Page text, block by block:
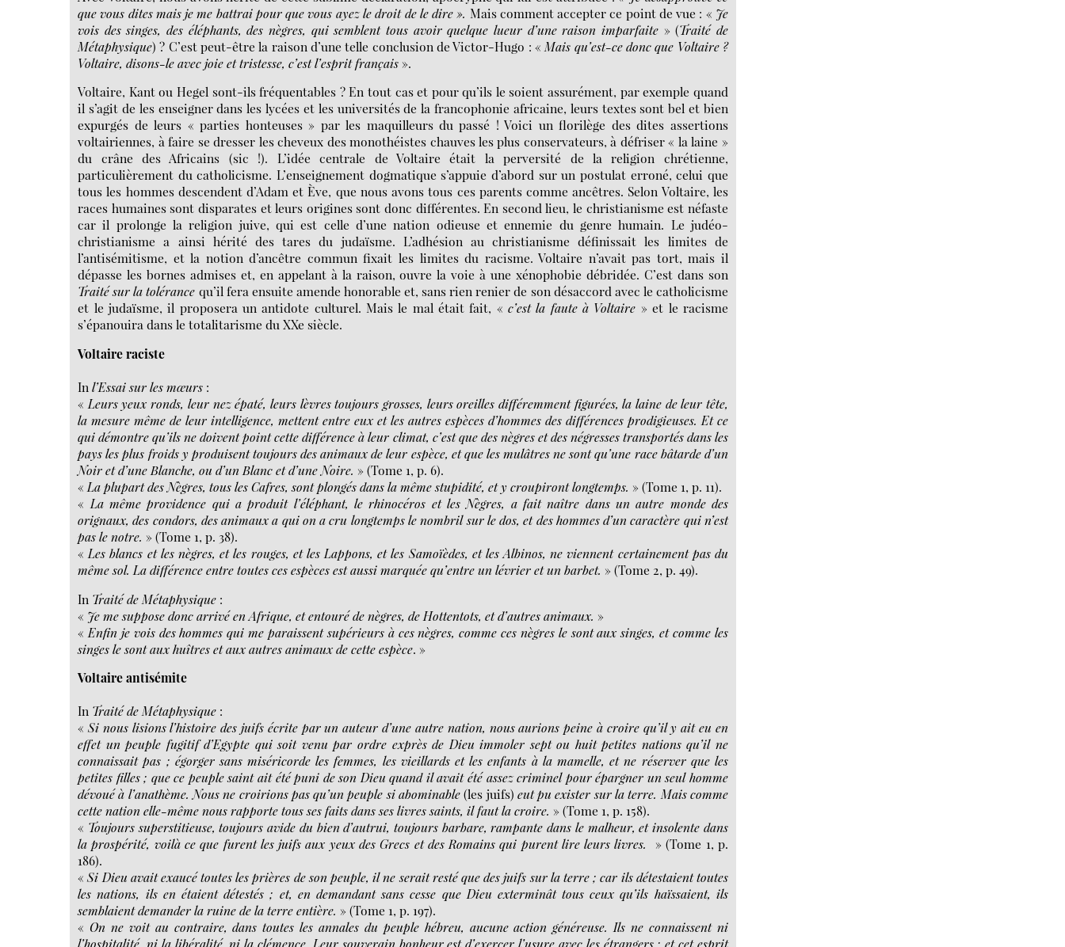
que vous dites mais je me battrai pour que vous ayez le droit de le dire ». Mais comment accepter ce point de vue : « Je
vois des singes, des éléphants, des nègres, qui semblent tous avoir quelque lueur d’une raison imparfaite» (Traité de
Métaphysique) ? C’est peut-être la raison d’une telle conclusion de Victor-Hugo : « Mais qu’est-ce donc que Voltaire ?
Voltaire, disons-le avec joie et tristesse, c’est l’esprit français ».
Voltaire, Kant ou Hegel sont-ils fréquentables ? En tout cas et pour qu’ils le soient assurément, par exemple quand
il s’agit de les enseigner dans les lycées et les universités de la francophonie africaine, leurs textes sont bel et bien
expurgés de leurs « parties honteuses » par les maquilleurs du passé ! Voici un florilège des dites assertions
voltairiennes, à faire se dresser les cheveux des monothéistes chauves les plus conservateurs, à défriser « la laine »
du crâne des Africains (sic !). L’idée centrale de Voltaire était la perversité de la religion chrétienne,
particulièrement du catholicisme. L’enseignement dogmatique s’appuie d’abord sur un postulat erroné, celui que
tous les hommes descendent d’Adam et Ève, que nous avons tous ces parents comme ancêtres. Selon Voltaire, les
races humaines sont disparates et leurs origines sont donc différentes. En second lieu, le christianisme est néfaste
car il prolonge la religion juive, qui est celle d’une nation odieuse et ennemie du genre humain. Le judéo-
christianisme a ainsi hérité des tares du judaïsme. L’adhésion au christianisme définissait les limites de
l’antisémitisme, et la notion d’ancêtre commun fixait les limites du racisme. Voltaire n’avait pas tort, mais il
dépasse les bornes admises et, en appelant à la raison, ouvre la voie à une xénophobie débridée. C’est dans son
Traité sur la tolérance qu’il fera ensuite amende honorable et, sans rien renier de son désaccord avec le catholicisme
et le judaïsme, il proposera un antidote culturel. Mais le mal était fait, «c’est la faute à Voltaire » et le racisme
s’épanouira dans le totalitarisme du XXe siècle.
Voltaire raciste
Inl’Essai sur les mœurs :
« Leurs yeux ronds, leur nez épaté, leurs lèvres toujours grosses, leurs oreilles différemment figurées, la laine de leur tête,
la mesure même de leur intelligence, mettent entre eux et les autres espèces d’hommes des différences prodigieuses. Et ce
qui démontre qu’ils ne doivent point cette différence à leur climat, c’est que des nègres et des négresses transportés dans les
pays les plus froids y produisent toujours des animaux de leur espèce, et que les mulâtres ne sont qu’une race bâtarde d’un
Noir et d’une Blanche, ou d’un Blanc et d’une Noire. » (Tome 1, p. 6).
« La plupart des Nègres, tous les Cafres, sont plongés dans la même stupidité, et y croupiront longtemps. » (Tome 1, p. 11).
« La même providence qui a produit l’éléphant, le rhinocéros et les Nègres, a fait naître dans un autre monde des
orignaux, des condors, des animaux a qui on a cru longtemps le nombril sur le dos, et des hommes d’un caractère qui n’est
pas le notre. » (Tome 1, p. 38).
« Les blancs et les nègres, et les rouges, et les Lappons, et les Samoïèdes, et les Albinos, ne viennent certainement pas du
même sol. La différence entre toutes ces espèces est aussi marquée qu’entre un lévrier et un barbet. » (Tome 2, p. 49).
In Traité de Métaphysique :
« Je me suppose donc arrivé en Afrique, et entouré de nègres, de Hottentots, et d’autres animaux. »
« Enfin je vois des hommes qui me paraissent supérieurs à ces nègres, comme ces nègres le sont aux singes, et comme les
singes le sont aux huîtres et aux autres animaux de cette espèce. »
Voltaire antisémite
In Traité de Métaphysique :
« Si nous lisions l’histoire des juifs écrite par un auteur d’une autre nation, nous aurions peine à croire qu’il y ait eu en
effet un peuple fugitif d’Egypte qui soit venu par ordre exprès de Dieu immoler sept ou huit petites nations qu’il ne
connaissait pas ; égorger sans miséricorde les femmes, les vieillards et les enfants à la mamelle, et ne réserver que les
petites filles ; que ce peuple saint ait été puni de son Dieu quand il avait été assez criminel pour épargner un seul homme
dévoué à l’anathème. Nous ne croirions pas qu’un peuple si abominable(les juifs) eut pu exister sur la terre. Mais comme
cette nation elle-même nous rapporte tous ses faits dans ses livres saints, il faut la croire. » (Tome 1, p. 158).
« Toujours superstitieuse, toujours avide du bien d’autrui, toujours barbare, rampante dans le malheur, et insolente dans
la prospérité, voilà ce que furent les juifs aux yeux des Grecs et des Romains qui purent lire leurs livres.
» (Tome 1, p.
186).
«Si Dieu avait exaucé toutes les prières de son peuple, il ne serait resté que des juifs sur la terre ; car ils détestaient toutes
les nations, ils en étaient détestés ; et, en demandant sans cesse que Dieu exterminât tous ceux qu’ils haïssaient, ils
semblaient demander la ruine de la terre entière. » (Tome 1, p. 197).
« On ne voit au contraire, dans toutes les annales du peuple hébreu, aucune action généreuse. Ils ne connaissent ni
l’hospitalité, ni la libéralité, ni la clémence. Leur souverain bonheur est d’exercer l’usure avec les étrangers ; et cet esprit